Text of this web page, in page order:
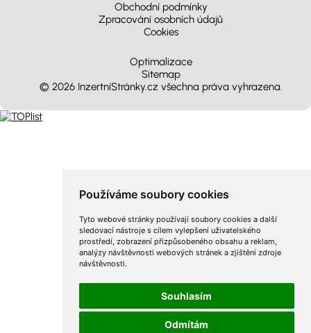
Používáme soubory cookies
Tyto webové stránky používají soubory cookies a další
sledovací nástroje s cílem vylepšení uživatelského
prostředí, zobrazení přizpůsobeného obsahu a reklam,
analýzy návštěvnosti webových stránek a zjištění zdroje
návštěvnosti.
Souhlasím
Odmítám
Obchodní podmínky
Zpracování osobních údajů
Cookies
Optimalizace
Sitemap
© 2026 InzertníStránky.cz všechna práva vyhrazena.